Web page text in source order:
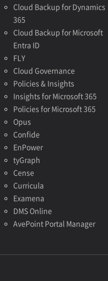
Cloud Backup for Dynamics
365
Cloud Backup for Microsoft
Entra ID
FLY
Cloud Governance
Policies & Insights
Insights for Microsoft 365
Policies for Microsoft 365
Opus
Confide
EnPower
tyGraph
Cense
Curricula
Examena
DMS Online
AvePoint Portal Manager